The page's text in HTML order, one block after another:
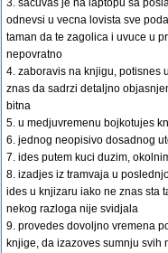
3. sacuvas je na laptopu sa
odnevsi u vecna lovista sve
taman da te zagolica i uvuce u
nepovratno
4. zaboravis na knjigu, potisnes
znas da sadrzi detaljno
bitna
5. u medjuvremenu bojkotujes
6. jednog neopisivo dosadnog
7. ides putem kuci duzim,
8. izadjes iz tramvaja u
ides u knjizaru iako ne znas sta
nekog razloga nije svidjala
9. provedes dovoljno vremena
knjige, da izazoves sumnju svih